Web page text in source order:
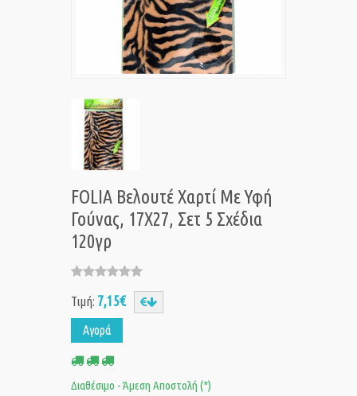
FOLIA Βελουτέ Χαρτί Με Υφή
Γούνας, 17Χ27, Σετ 5 Σχέδια
120γρ
Τιμή: 7,15€
Αγορά
Διαθέσιμο - Άμεση Αποστολή (*)